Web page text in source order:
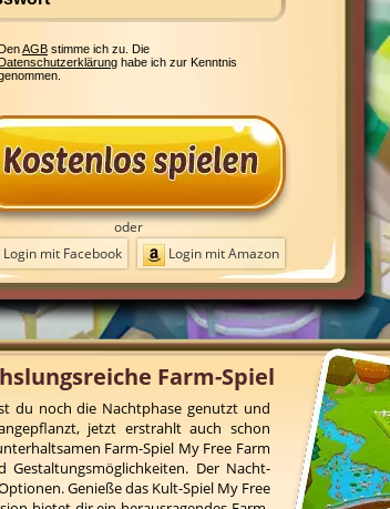
Farm-Spiel
du noch die Nachtphase genutzt und
jetzt erstrahlt auch schon
Farm-Spiel My Free Farm
Der Nacht-
Genieße das Kult-Spiel My Free
AGB stimme ich zu. Die
habe ich zur Kenntnis
oder
Login mit Facebook
Login mit Amazon